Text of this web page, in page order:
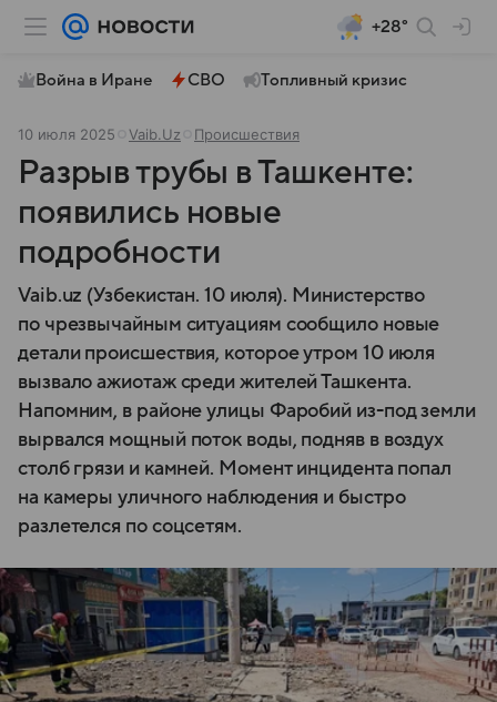
+28°
Война в Иране СВО Топливный кризис
10 июля 2025 Vaib.Uz Происшествия
Разрыв трубы в Ташкенте:
появились новые
подробности
Vaib.uz (Узбекистан. 10 июля). Министерство
по чрезвычайным ситуациям сообщило новые
детали происшествия, которое утром 10 июля
вызвало ажиотаж среди жителей Ташкента.
Напомним, в районе улицы Фаробий из-под земли
вырвался мощный поток воды, подняв в воздух
столб грязи и камней. Момент инцидента попал
на камеры уличного наблюдения и быстро
разлетелся по соцсетям.